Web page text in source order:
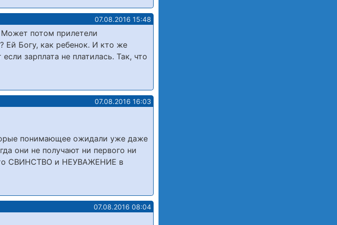
07.08.2016 15:48
потом прилетели
Ей Богу, как ребенок. И кто же
зарплата не платилась. Так, что
07.08.2016 16:03
понимающее ожидали уже даже
они не получают ни первого ни
СВИНСТВО и НЕУВАЖЕНИЕ в
07.08.2016 08:04